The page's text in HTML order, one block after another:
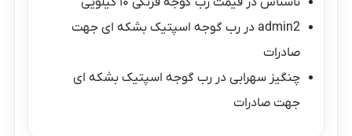
admin2 دررب گوجه اسپتیک بشکه ای جهت
صادرات
چنگیز سهرابی دررب گوجه اسپتیک بشکه ای
جهت صادرات